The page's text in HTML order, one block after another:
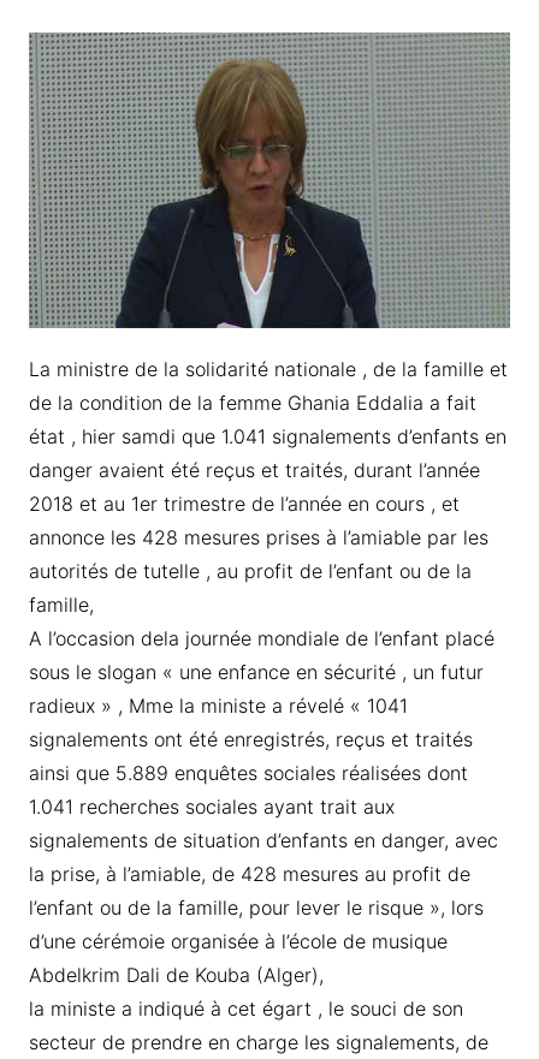
La ministre de la solidarité nationale , de la famille et
de la condition de la femme Ghania Eddalia a fait
état , hier samdi que 1.041 signalements d’enfants en
danger avaient été reçus et traités, durant l’année
2018 et au 1er trimestre de l’année en cours , et
annonce les 428 mesures prises à l’amiable par les
autorités de tutelle , au profit de l’enfant ou de la
famille,
A l’occasion dela journée mondiale de l’enfant placé
sous le slogan « une enfance en sécurité , un futur
radieux » , Mme la ministe a révelé « 1041
signalements ont été enregistrés, reçus et traités
ainsi que 5.889 enquêtes sociales réalisées dont
1.041 recherches sociales ayant trait aux
signalements de situation d’enfants en danger, avec
la prise, à l’amiable, de 428 mesures au profit de
l’enfant ou de la famille, pour lever le risque », lors
d’une cérémoie organisée à l’école de musique
Abdelkrim Dali de Kouba (Alger),
la ministe a indiqué à cet égart , le souci de son
secteur de prendre en charge les signalements, de